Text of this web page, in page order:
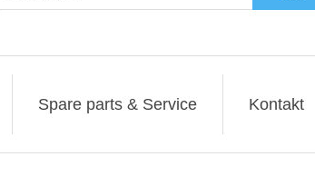
Spare parts & Service Kontakt